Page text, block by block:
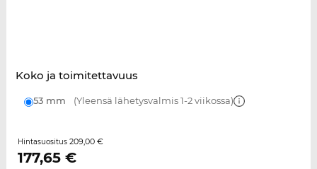
Koko ja toimitettavuus
53 mm (Yleensä lähetysvalmis 1-2 viikossa)
Hintasuositus 209,00 €
177,65€